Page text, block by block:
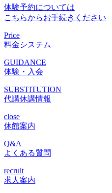
体験予約については
こちらからお手続きください
Price
料金システム
GUIDANCE
体験・入会
SUBSTITUTION
代講休講情報
close
休館案内
Q&A
よくある質問
recruit
求人案内